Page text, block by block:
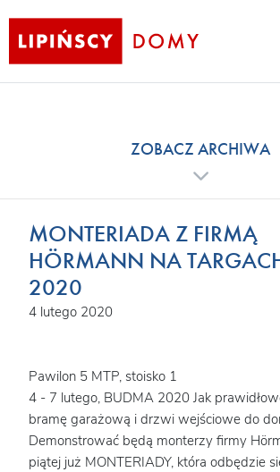
ZOBACZ ARCHIWA
MONTERIADA Z FIRMĄ
HÖRMANN NA
2020
4 lutego 2020
Pawilon 5 MTP, stoisko 1
4 - 7 lutego, BUDMA 2020 Jak
bramę garażową i drzwi wejściowe do
Demonstrować będą monterzy firmy
piątej już MONTERIADY, która odbędzie